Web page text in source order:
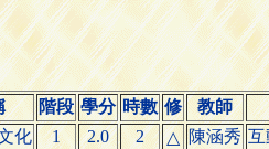
階段 學分 時數 修
教師
化 1 2.0 2 △ 陳涵秀 互